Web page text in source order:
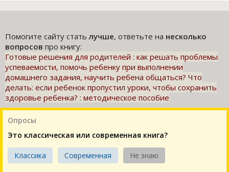
Помогите сайту статьлучше, ответьте на несколько
вопросов про книгу:
Готовые решения для родителей : как решать проблемы
успеваемости, помочь ребенку при выполнении
домашнего задания, научить ребена общаться? Что
делать: если ребенок пропустил уроки, чтобы сохранить
здоровье ребенка? : методическое пособие
Опросы
Это классическая или современная книга?
Классика Современная Не знаю